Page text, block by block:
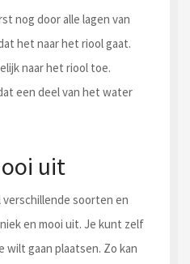
nog door alle lagen van
het naar het riool gaat.
naar het riool toe.
een deel van het water
uit
verschillende soorten en
en mooi uit. Je kunt zelf
wilt gaan plaatsen. Zo kan